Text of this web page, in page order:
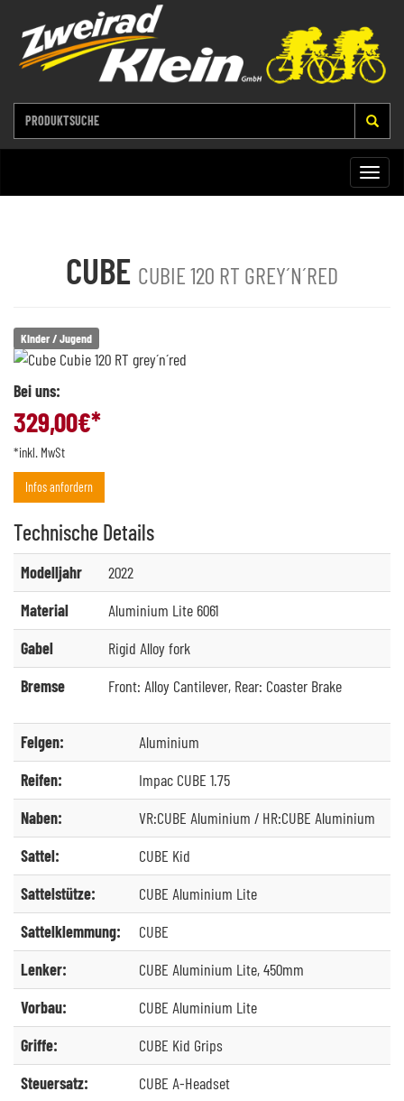
Toggle
CUBE CUBIE 120 RT GREY´N´RED
Kinder / Jugend
Bei uns:
329,00€*
*inkl. MwSt
Infos anfordern
Technische Details
Modelljahr
2022
Material
Aluminium Lite 6061
Gabel
Rigid Alloy fork
Bremse
Front: Alloy Cantilever, Rear: Coaster Brake
Felgen:
Aluminium
Reifen:
Impac CUBE 1.75
Naben:
VR:CUBE Aluminium / HR:CUBE Aluminium
Sattel:
CUBE Kid
Sattelstütze:
CUBE Aluminium Lite
Sattelklemmung:
CUBE
Lenker:
CUBE Aluminium Lite, 450mm
Vorbau:
CUBE Aluminium Lite
Griffe:
CUBE Kid Grips
Steuersatz:
CUBE A-Headset